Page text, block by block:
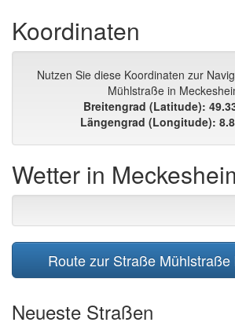
Koordinaten
Nutzen Sie diese Koordinaten zur
Mühlstraße in
Breitengrad (Latitude):
Längengrad (Longitude):
Wetter in
Route zur Straße Mühlstraße
Neueste Straßen